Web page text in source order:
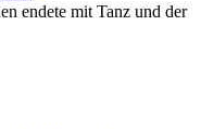
endete mit Tanz und der